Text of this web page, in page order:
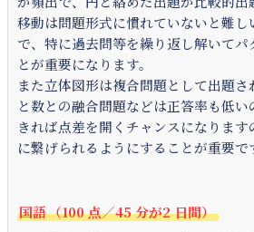
移動は問題形式に慣れていないと難し
で、特に過去問等を繰り返し解いてパ
とが重要になります。
また立体図形は複合問題として出題
と数との融合問題などは正答率も低
きれば点差を開くチャンスになりま
に繋げられるようにすることが重要で
国語（100点／45分が2日間）